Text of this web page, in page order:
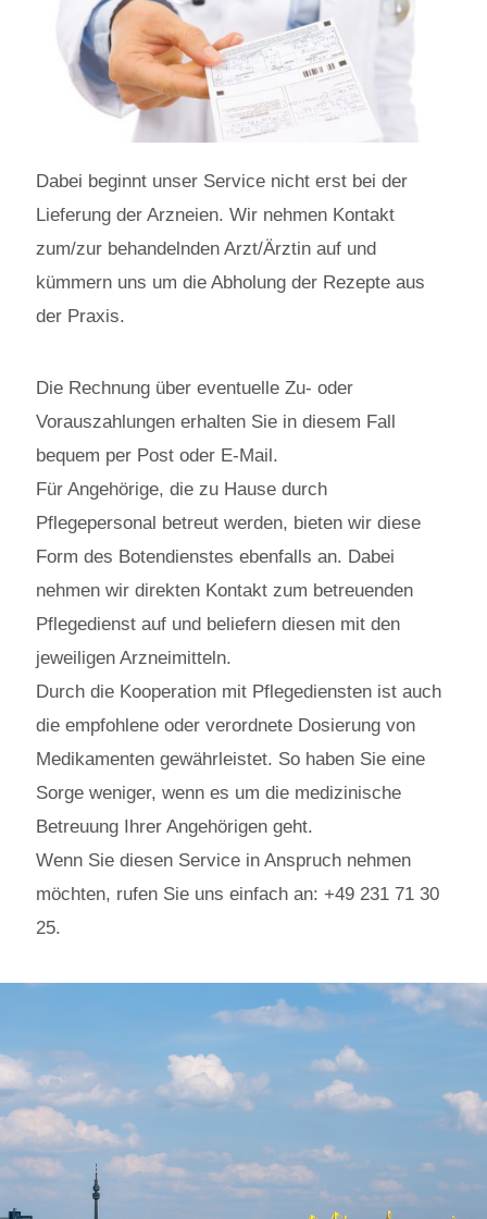
Dabei beginnt unser Service nicht erst bei der
Lieferung der Arzneien. Wir nehmen Kontakt
zum/zur behandelnden Arzt/Ärztin auf und
kümmern uns um die Abholung der Rezepte aus
der Praxis.
Die Rechnung über eventuelle Zu- oder
Vorauszahlungen erhalten Sie in diesem Fall
bequem per Post oder E-Mail.
Für Angehörige, die zu Hause durch
Pflegepersonal betreut werden, bieten wir diese
Form des Botendienstes ebenfalls an. Dabei
nehmen wir direkten Kontakt zum betreuenden
Pflegedienst auf und beliefern diesen mit den
jeweiligen Arzneimitteln.
Durch die Kooperation mit Pflegediensten ist auch
die empfohlene oder verordnete Dosierung von
Medikamenten gewährleistet. So haben Sie eine
Sorge weniger, wenn es um die medizinische
Betreuung Ihrer Angehörigen geht.
Wenn Sie diesen Service in Anspruch nehmen
möchten, rufen Sie uns einfach an: +49 231 71 30
25.